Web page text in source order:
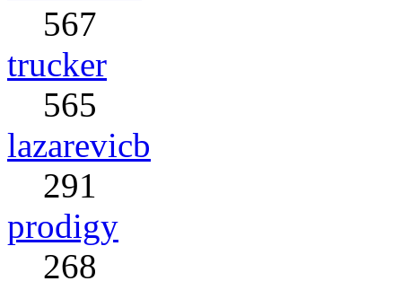
567
trucker
565
lazarevicb
291
prodigy
268